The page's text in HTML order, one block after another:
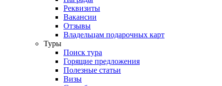
Реквизиты
Вакансии
Отзывы
Владельцам подарочных карт
Туры
Поиск тура
Горящие предложения
Полезные статьи
Визы